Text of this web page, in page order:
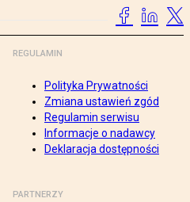
REGULAMIN
Polityka Prywatności
Zmiana ustawień zgód
Regulamin serwisu
Informacje o nadawcy
Deklaracja dostępności
PARTNERZY